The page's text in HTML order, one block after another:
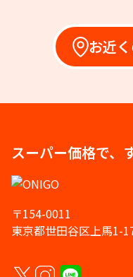
お近
スーパー価格で、
〒154-0011
東京都世田谷区上馬1-